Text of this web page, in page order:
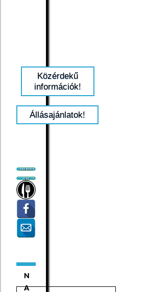
Közérdekű
információk!
Állásajánlatok!
N
A